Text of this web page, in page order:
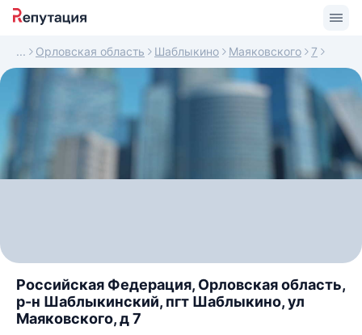
Орловская область Шаблыкино Маяковского 7
Российская Федерация, Орловская область,
р-н Шаблыкинский, пгт Шаблыкино, ул
Маяковского, д 7